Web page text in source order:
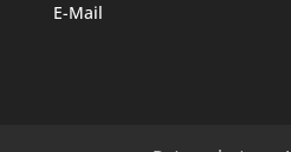
E-Mail